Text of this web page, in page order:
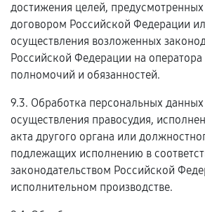
достижения целей,
договором Российской Федерации
осуществления возложенных
Российской Федерации на
полномочий и обязанностей.
9.3. Обработка персональных
осуществления правосудия,
акта другого органа или
подлежащих исполнению в
законодательством Российской
исполнительном производстве.